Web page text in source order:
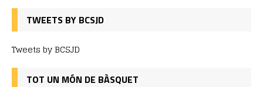
TWEETS BY BCSJD
Tweets by BCSJD
TOT UN MÓN DE BÀSQUET